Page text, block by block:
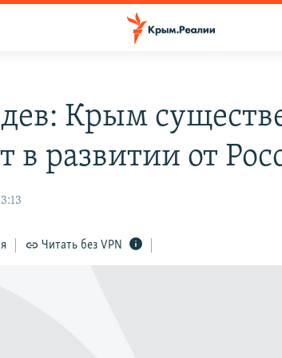
Крым
в развитии от
Читать без VPN